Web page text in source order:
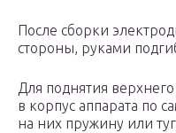
После сборки
стороны, руками
Для поднятия
в корпус аппарата по
на них пружину или